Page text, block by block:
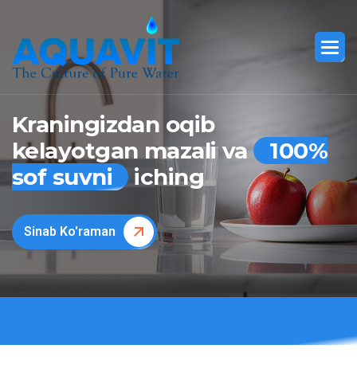
Kraningizdan oqib
kelayotgan mazali va
100%
sof suvni
iching
Sinab Ko'raman